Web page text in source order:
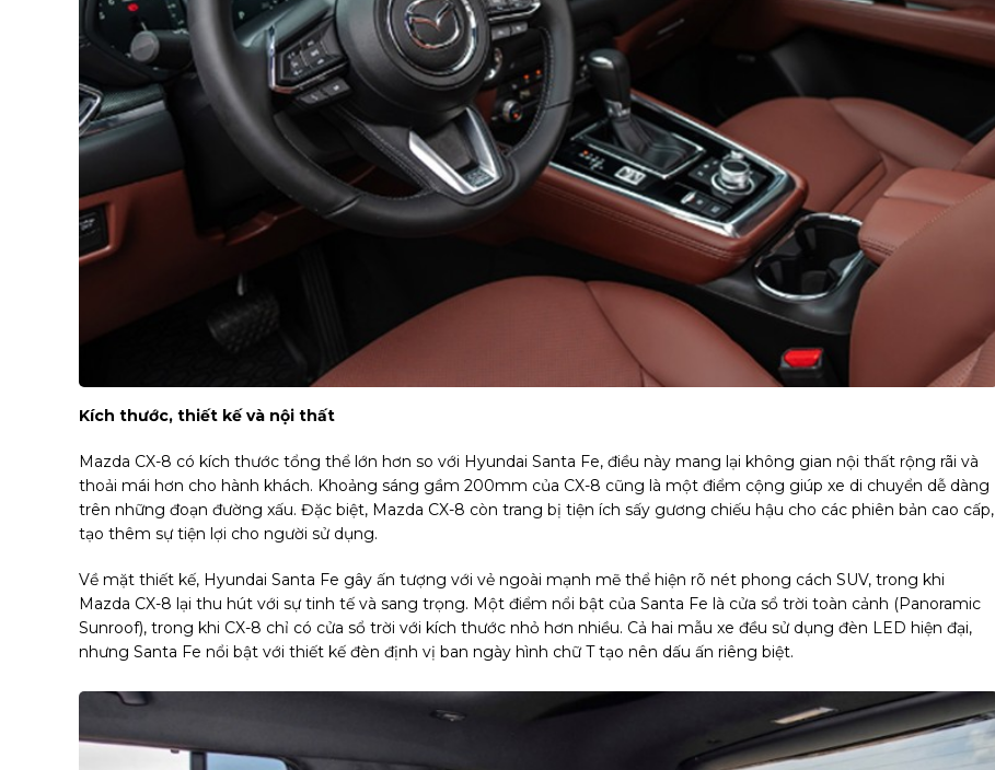
Kích thước, thiết kế và nội thất
Mazda CX-8 có kích thước tổng thể lớn hơn so với Hyundai Santa Fe, điều này mang lại không gian nội thất rộng rãi và
thoải mái hơn cho hành khách. Khoảng sáng gầm 200mm của CX-8 cũng là một điểm cộng giúp xe di chuyển dễ dàng
trên những đoạn đường xấu. Đặc biệt, Mazda CX-8 còn trang bị tiện ích sấy gương chiếu hậu cho các phiên bản cao cấp,
tạo thêm sự tiện lợi cho người sử dụng.
Về mặt thiết kế, Hyundai Santa Fe gây ấn tượng với vẻ ngoài mạnh mẽ thể hiện rõ nét phong cách SUV, trong khi
Mazda CX-8 lại thu hút với sự tinh tế và sang trọng. Một điểm nổi bật của Santa Fe là cửa sổ trời toàn cảnh (Panoramic
Sunroof), trong khi CX-8 chỉ có cửa sổ trời với kích thước nhỏ hơn nhiều. Cả hai mẫu xe đều sử dụng đèn LED hiện đại,
nhưng Santa Fe nổi bật với thiết kế đèn định vị ban ngày hình chữ T tạo nên dấu ấn riêng biệt.